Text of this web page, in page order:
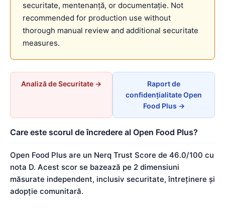
securitate, mentenanță, or documentație. Not
recommended for production use without
thorough manual review and additional securitate
measures.
Analiză de Securitate →
Raport de
confidențialitate Open
Food Plus →
Care este scorul de încredere al Open Food Plus?
Open Food Plus are un Nerq Trust Score de 46.0/100 cu
nota D. Acest scor se bazează pe 2 dimensiuni
măsurate independent, inclusiv securitate, întreținere și
adopție comunitară.